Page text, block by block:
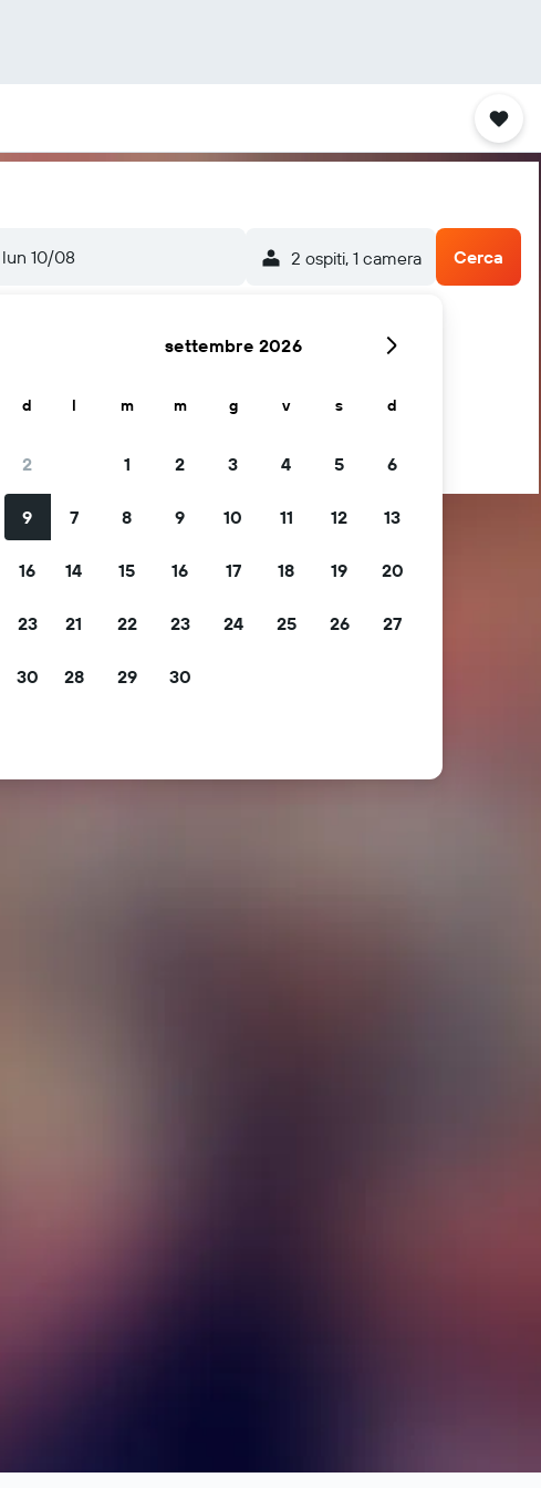
lun 10/08 2 ospiti, 1 camera Cerca
d
2
9
16
23
30
settembre 2026
l m m g v s d
1 2 3 4 5 6
7 8 9 10 11 12 13
14 15 16 17 18 19 20
21 22 23 24 25 26 27
28 29 30